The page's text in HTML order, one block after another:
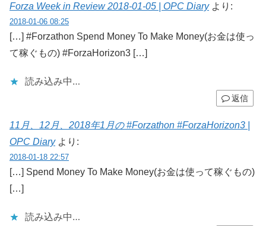
Forza Week in Review 2018-01-05 | OPC Diary より:
2018-01-06 08:25
[…] #Forzathon Spend Money To Make Money(お金は使っ
て稼ぐもの) #ForzaHorizon3 […]
読み込み中…
返信
11月、12月、2018年1月の #Forzathon #ForzaHorizon3 |
OPC Diary より:
2018-01-18 22:57
[…] Spend Money To Make Money(お金は使って稼ぐもの)
[…]
読み込み中…